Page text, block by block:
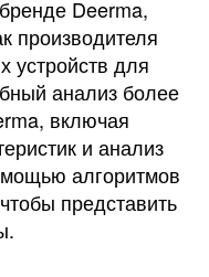
Deerma,
производителя
устройств для
анализ более
включая
и анализ
алгоритмов
представить